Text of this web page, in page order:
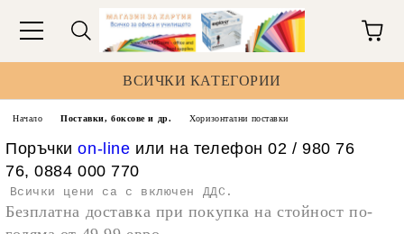
ВСИЧКИ КАТЕГОРИИ
Начало Поставки, боксове и др. Хоризонтални поставки
Поръчкиon-line или на телефон 02 / 980 76
76, 0884 000 770
Всички цени са с включен ДДС.
Безплатна доставка при покупка на стойност по-